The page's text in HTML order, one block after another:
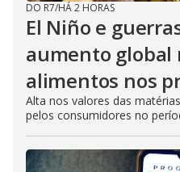
DO R7/HÁ 2 HORAS
El Niño e
aumento global
alimentos nos
Alta nos valores das
pelos consumidores no